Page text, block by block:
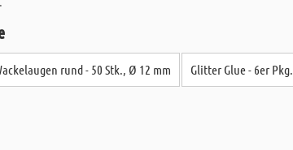
rund - 50 Stk., Ø 12 mm Glitter Glue - 6er Pkg.